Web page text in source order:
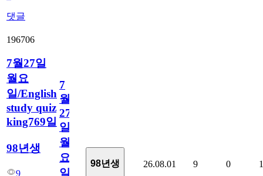
댓글
196706
7월27일
월요
일/English
study quiz
king769일
98년생
9
7
월
27
일
월
요
일/English
98년생 26.08.01 9 0 1